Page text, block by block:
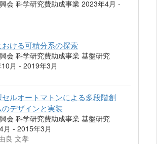
会 科学研究費助成事業 2023年4月 -
ける可積分系の探索
会 科学研究費助成事業 基盤研究
月 - 2019年3月
ルオートマトンによる多段階創
デザインと実装
会 科学研究費助成事業 基盤研究
月 - 2015年3月
良 文孝